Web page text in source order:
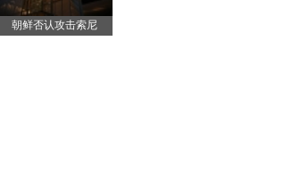
朝鲜否认攻击索尼